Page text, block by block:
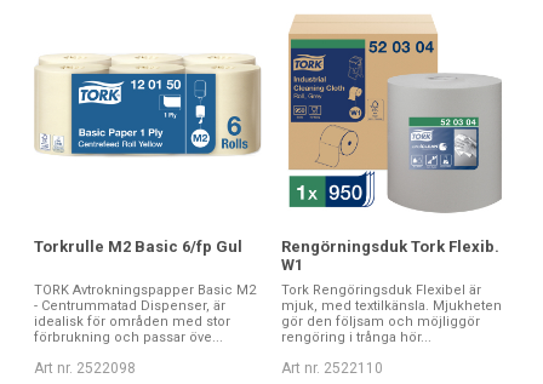
Torkrulle M2 Basic 6/fp Gul
TORK Avtrokningspapper Basic M2
- Centrummatad Dispenser, är
idealisk för områden med stor
förbrukning och passar öve...
Art nr. 2522098
Rengörningsduk Tork Flexib.
W1
Tork Rengöringsduk Flexibel är
mjuk, med textilkänsla. Mjukheten
gör den följsam och möjliggör
rengöring i trånga hör...
Art nr. 2522110